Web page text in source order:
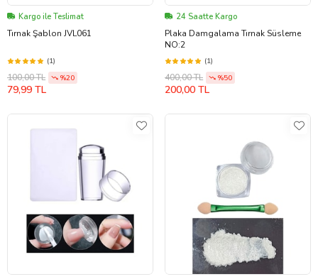
Kargo ile Teslimat
Tırnak Şablon JVL061
(1)
100,00 TL %20
79,99 TL
24 Saatte Kargo
Plaka Damgalama Tırnak Süsleme
NO:2
(1)
400,00 TL %50
200,00 TL